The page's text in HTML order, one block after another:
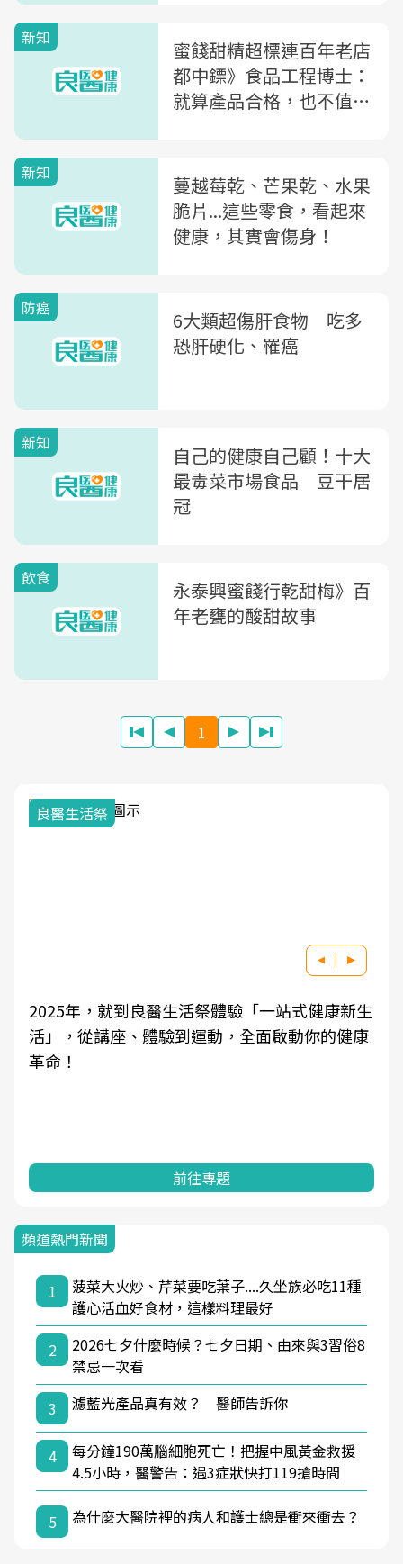
新知
蜜餞甜精超標連百年老店
都中鏢》食品工程博士：
就算產品合格，也不值得
新知
蔓越莓乾、芒果乾、水果
脆片...這些零食，看起來
健康，其實會傷身！
防癌
6大類超傷肝食物 吃多
恐肝硬化、罹癌
新知
自己的健康自己顧！十大
最毒菜市場食品 豆干居
冠
飲食
永泰興蜜餞行乾甜梅》百
年老甕的酸甜故事
1
良醫生活祭
2025年，就到良醫生活祭體驗「一站式健康新生
活」，從講座、體驗到運動，全面啟動你的健康
革命！
前往專題
頻道熱門新聞
1
菠菜大火炒、芹菜要吃葉子....久坐族必吃11種
護心活血好食材，這樣料理最好
2
2026七夕什麼時候？七夕日期、由來與3習俗8
禁忌一次看
3
濾藍光產品真有效？ 醫師告訴你
4
每分鐘190萬腦細胞死亡！把握中風黃金救援
4.5小時，醫警告：遇3症狀快打119搶時間
5 為什麼大醫院裡的病人和護士總是衝來衝去？